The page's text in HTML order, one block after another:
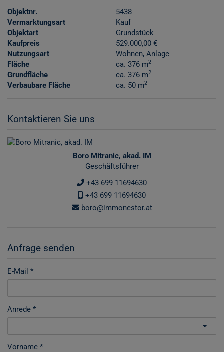
Objektnr.
5438
Vermarktungsart
Kauf
Objektart
Grundstück
Kaufpreis
529.000,00 €
Nutzungsart
Wohnen Anlage
Fläche
ca. 376 m2
Grundfläche ca. 376 m2
Verbaubare Fläche ca. 50 m2
Kontaktieren Sie uns
Boro Mitranic, akad. IM
Geschäftsführer
+43 699 11694630
+43 699 11694630
boro@immonestor.at
Anfrage senden
E-Mail
Anrede
Vorname